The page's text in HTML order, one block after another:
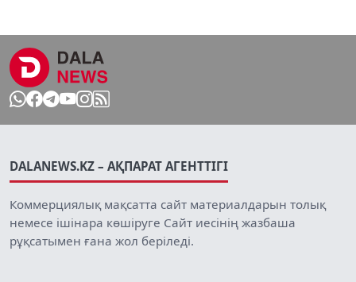
DALANEWS.KZ – АҚПАРАТ АГЕНТТІГІ
Коммерциялық мақсатта сайт материалдарын толық
немесе ішінара көшіруге Сайт иесінің жазбаша
рұқсатымен ғана жол беріледі.